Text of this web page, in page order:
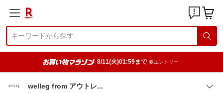
8/11(火)01:59まで 要エントリー
welleg from アウト レ